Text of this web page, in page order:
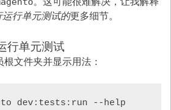
行单元测试的更多细节。
行单元测试
文件夹并显示用法：
dev:tests:run --help